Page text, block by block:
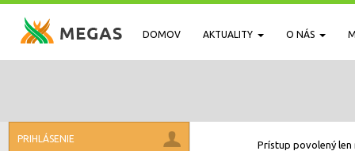
DOMOV AKTUALITY O NÁS
PRIHLÁSENIE
Prístup povolený len